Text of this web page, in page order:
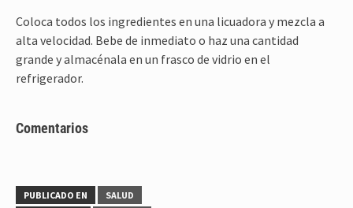
Coloca todos los ingredientes en una licuadora y mezcla a
alta velocidad. Bebe de inmediato o haz una cantidad
grande y almacénala en un frasco de vidrio en el
refrigerador.
Comentarios
PUBLICADO EN
SALUD